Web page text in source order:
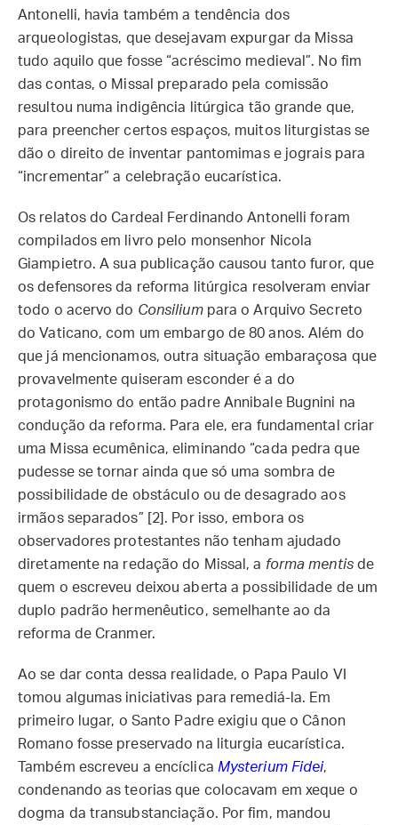
Antonelli, havia também a tendência dos
arqueologistas, que desejavam expurgar da Missa
tudo aquilo que fosse “acréscimo medieval”. No fim
das contas, o Missal preparado pela comissão
resultou numa indigência litúrgica tão grande que,
para preencher certos espaços, muitos liturgistas se
dão o direito de inventar pantomimas e jograis para
“incrementar” a celebração eucarística.
Os relatos do Cardeal Ferdinando Antonelli foram
compilados em livro pelo monsenhor Nicola
Giampietro. A sua publicação causou tanto furor, que
os defensores da reforma litúrgica resolveram enviar
todo o acervo do Consiliumpara o Arquivo Secreto
do Vaticano, com um embargo de 80 anos. Além do
que já mencionamos, outra situação embaraçosa que
provavelmente quiseram esconder é a do
protagonismo do então padre Annibale Bugnini na
condução da reforma. Para ele, era fundamental criar
uma Missa ecumênica, eliminando “cada pedra que
pudesse se tornar ainda que só uma sombra de
possibilidade de obstáculo ou de desagrado aos
irmãos separados” [2]. Por isso, embora os
observadores protestantes não tenham ajudado
diretamente na redação do Missal, a forma mentisde
quem o escreveu deixou aberta a possibilidade de um
duplo padrão hermenêutico, semelhante ao da
reforma de Cranmer.
Ao se dar conta dessa realidade, o Papa Paulo VI
tomou algumas iniciativas para remediá-la. Em
primeiro lugar, o Santo Padre exigiu que o Cânon
Romano fosse preservado na liturgia eucarística.
Também escreveu a encíclica Mysterium Fidei,
condenando as teorias que colocavam em xeque o
dogma da transubstanciação. Por fim, mandou